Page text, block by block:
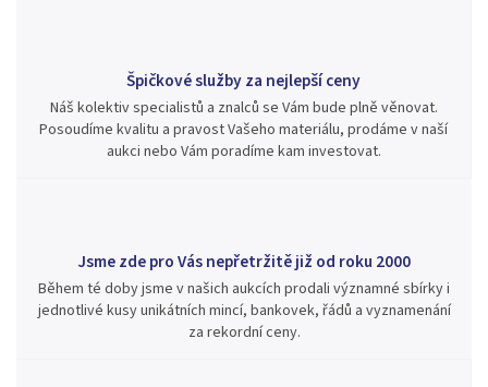
Špičkové služby za nejlepší ceny
Náš kolektiv specialistů a znalců se Vám bude plně věnovat.
Posoudíme kvalitu a pravost Vašeho materiálu, prodáme v naší
aukci nebo Vám poradíme kam investovat.
Jsme zde pro Vás nepřetržitě již od roku 2000
Během té doby jsme v našich aukcích prodali významné sbírky i
jednotlivé kusy unikátních mincí, bankovek, řádů a vyznamenání
za rekordní ceny.